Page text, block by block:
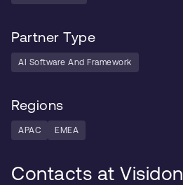
Partner Type
AI Software And Framework
Regions
APAC EMEA
Contacts at Visidon